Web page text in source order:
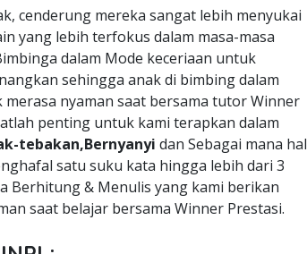
cenderung mereka sangat lebih menyukai
yang lebih terfokus dalam masa-masa
dalam Mode keceriaan untuk
sehingga anak di bimbing dalam
nyaman saat bersama tutor Winner
penting untuk kami terapkan dalam
tebakan,Bernyanyi dan Sebagai mana hal
satu suku kata hingga lebih dari 3
Berhitung & Menulis yang kami berikan
saat belajar bersama Winner Prestasi.